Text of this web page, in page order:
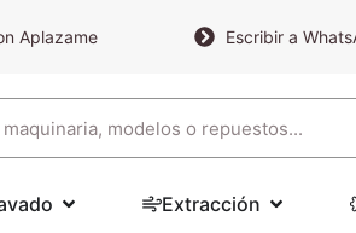
Aplazame Escribir a
Extracción